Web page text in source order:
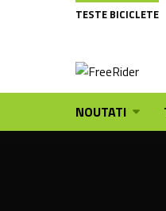
TESTE BICICLETE
NOUTATI